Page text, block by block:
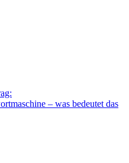
– was bedeutet das